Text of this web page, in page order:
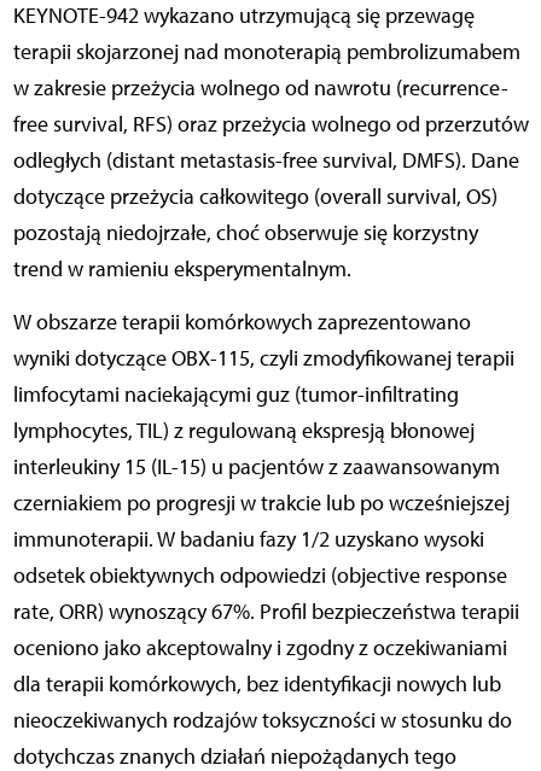
KEYNOTE-942 wykazano utrzymującą się przewagę
terapii skojarzonej nad monoterapią pembrolizumabem
w zakresie przeżycia wolnego od nawrotu (recurrence-
free survival, RFS) oraz przeżycia wolnego od przerzutów
odległych (distant metastasis-free survival, DMFS). Dane
dotyczące przeżycia całkowitego (overall survival, OS)
pozostają niedojrzałe, choć obserwuje się korzystny
trend w ramieniu eksperymentalnym.
W obszarze terapii komórkowych zaprezentowano
wyniki dotyczące OBX-115, czyli zmodyfikowanej terapii
limfocytami naciekającymi guz (tumor-infiltrating
lymphocytes, TIL) z regulowaną ekspresją błonowej
interleukiny 15 (IL-15) u pacjentów z zaawansowanym
czerniakiem po progresji w trakcie lub po wcześniejszej
immunoterapii. W badaniu fazy 1/2 uzyskano wysoki
odsetek obiektywnych odpowiedzi (objective response
rate, ORR) wynoszący 67%. Profil bezpieczeństwa terapii
oceniono jako akceptowalny i zgodny z oczekiwaniami
dla terapii komórkowych, bez identyfikacji nowych lub
nieoczekiwanych rodzajów toksyczności w stosunku do
dotychczas znanych działań niepożądanych tego